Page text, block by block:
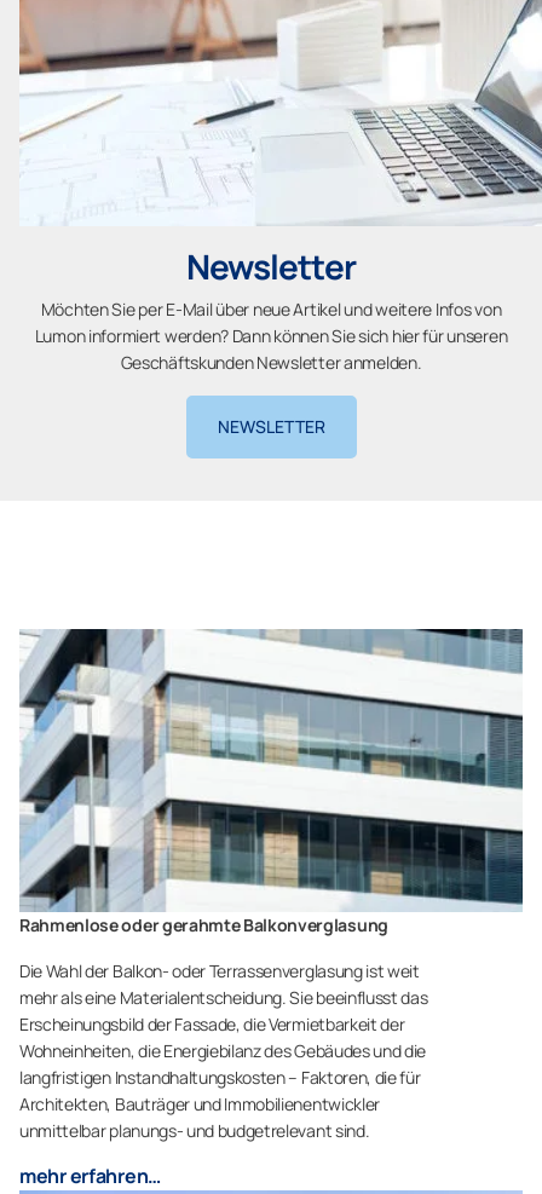
Newsletter
Möchten Sie per E-Mail über neue Artikel und weitere Infos von
Lumon informiert werden? Dann können Sie sich hier für unseren
Geschäftskunden Newsletter anmelden.
NEWSLETTER
Rahmenlose oder gerahmte Balkonverglasung
Die Wahl der Balkon- oder Terrassenverglasung ist weit
mehr als eine Materialentscheidung. Sie beeinflusst das
Erscheinungsbild der Fassade, die Vermietbarkeit der
Wohneinheiten, die Energiebilanz des Gebäudes und die
langfristigen Instandhaltungskosten – Faktoren, die für
Architekten, Bauträger und Immobilienentwickler
unmittelbar planungs- und budgetrelevant sind.
mehr erfahren…